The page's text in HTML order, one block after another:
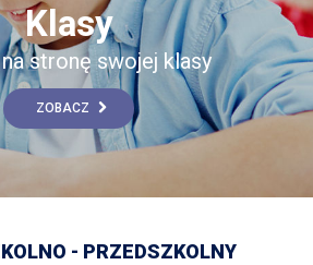
Klasy
stronę swojej klasy
ZOBACZ
- PRZEDSZKOLNY